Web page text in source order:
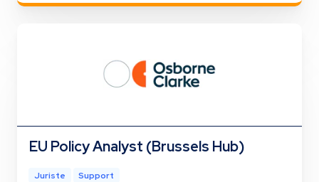
EU Policy Analyst (Brussels Hub)
Juriste Support